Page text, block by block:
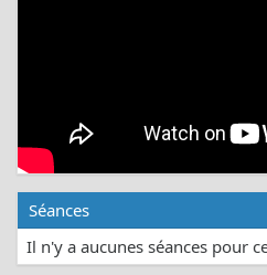
Séances
Il n'y a aucunes séances pour